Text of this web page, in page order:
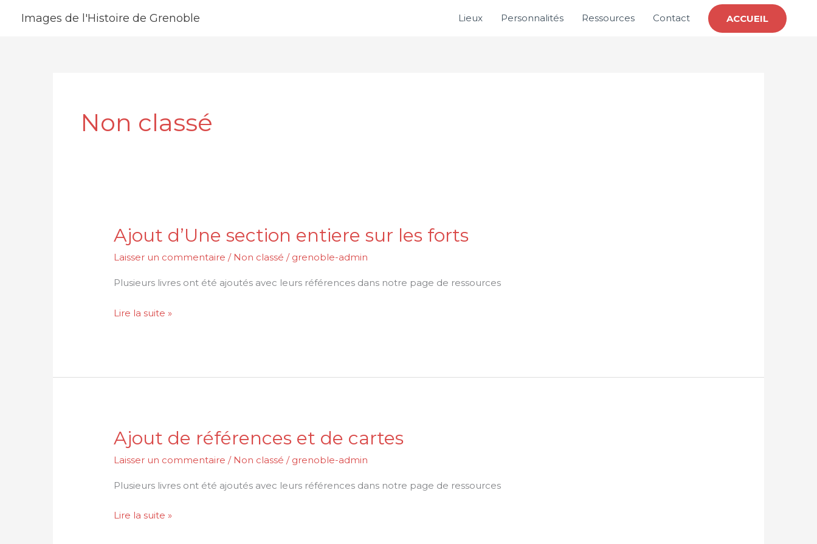
Images de l'Histoire de Grenoble Lieux Personnalités Ressources Contact ACCUEIL
Non classé
Ajout d’Une section entiere sur les forts
Laisser un commentaire / Non classé / grenoble-admin
Plusieurs livres ont été ajoutés avec leurs références dans notre page de ressources
Ajout
d’Une
section
entiere
les
Lire la suite »
Ajout de références et de cartes
Laisser un commentaire / Non classé / grenoble-admin
Plusieurs livres ont été ajoutés avec leurs références dans notre page de ressources
Ajout
de
références
et
cartes
Lire la suite »